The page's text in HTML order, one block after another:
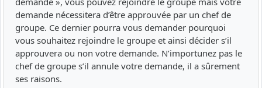
demande nécessitera d’être approuvée par un chef de
groupe. Ce dernier pourra vous demander pourquoi
vous souhaitez rejoindre le groupe et ainsi décider s’il
approuvera ou non votre demande. N’importunez pas le
chef de groupe s’il annule votre demande, il a sûrement
ses raisons.